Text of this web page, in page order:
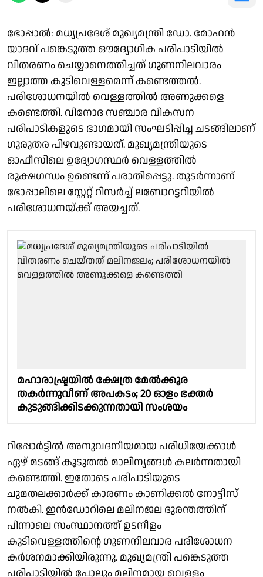
ഭോപ്പാൽ: മധ്യപ്രദേശ് മുഖ്യമന്ത്രി ഡോ. മോഹൻ
യാദവ് പങ്കെടുത്ത ഔദ്യോഗിക പരിപാടിയിൽ
വിതരണം ചെയ്യാനെത്തിച്ചത് ഗുണനിലവാരം
ഇല്ലാത്ത കുടിവെള്ളമെന്ന് കണ്ടെത്തൽ.
പരിശോധനയിൽ വെള്ളത്തിൽ അണുക്കളെ
കണ്ടെത്തി. വിനോദ സഞ്ചാര വികസന
പരിപാടികളുടെ ഭാഗമായി സംഘടിപ്പിച്ച ചടങ്ങിലാണ്
ഗുരുതര പിഴവുണ്ടായത്. മുഖ്യമന്ത്രിയുടെ
ഓഫീസിലെ ഉദ്യോഗസ്ഥർ വെള്ളത്തിൽ
രൂക്ഷഗന്ധം ഉണ്ടെന്ന് പരാതിപ്പെട്ടു. തുടർന്നാണ്
ഭോപ്പാലിലെ സ്റ്റേറ്റ് റിസർച്ച് ലബോറട്ടറിയിൽ
പരിശോധനയ്ക്ക് അയച്ചത്.
മഹാരാഷ്ട്രയിൽ ക്ഷേത്ര മേൽക്കൂര
തകർന്നുവീണ് അപകടം; 20 ഓളം ഭക്തർ
കുടുങ്ങിക്കിടക്കുന്നതായി സംശയം
റിപ്പോർട്ടിൽ അനുവദനീയമായ പരിധിയേക്കാൾ
ഏഴ് മടങ്ങ് കൂടുതൽ മാലിന്യങ്ങൾ കലർന്നതായി
കണ്ടെത്തി. ഇതോടെ പരിപാടിയുടെ
ചുമതലക്കാർക്ക് കാരണം കാണിക്കൽ നോട്ടീസ്
നൽകി. ഇൻഡോറിലെ മലിനജല ദുരന്തത്തിന്
പിന്നാലെ സംസ്ഥാനത്ത് ഉടനീളം
കുടിവെള്ളത്തിൻ്റെ ഗുണനിലവാര പരിശോധന
കർശനമാക്കിയിരുന്നു. മുഖ്യമന്ത്രി പങ്കെടുത്ത
പരിപാടിയിൽ പോലും മലിനമായ വെള്ളം